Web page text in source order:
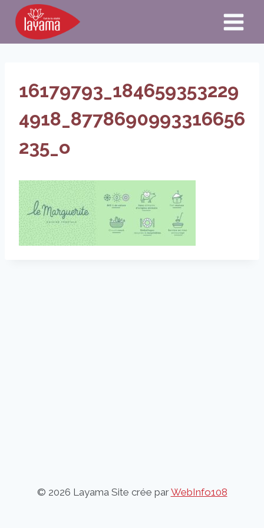
Aller
contenu
16179793_184659353229
4918_8778690993316656
235_o
© 2026 Layama Site crée parWebInfo108